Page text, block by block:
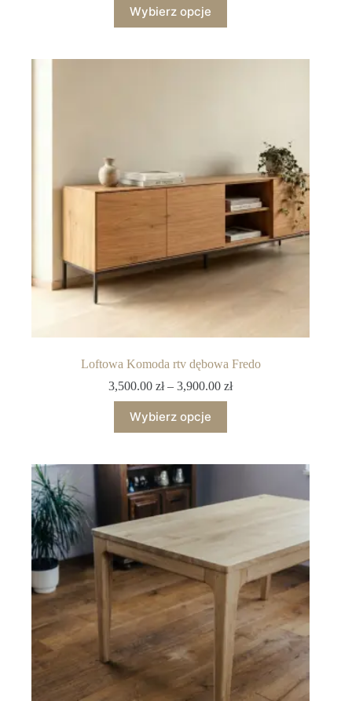
Wybierz opcje
Loftowa Komoda rtv dębowa Fredo
3,500.00zł – 3,900.00zł
Wybierz opcje